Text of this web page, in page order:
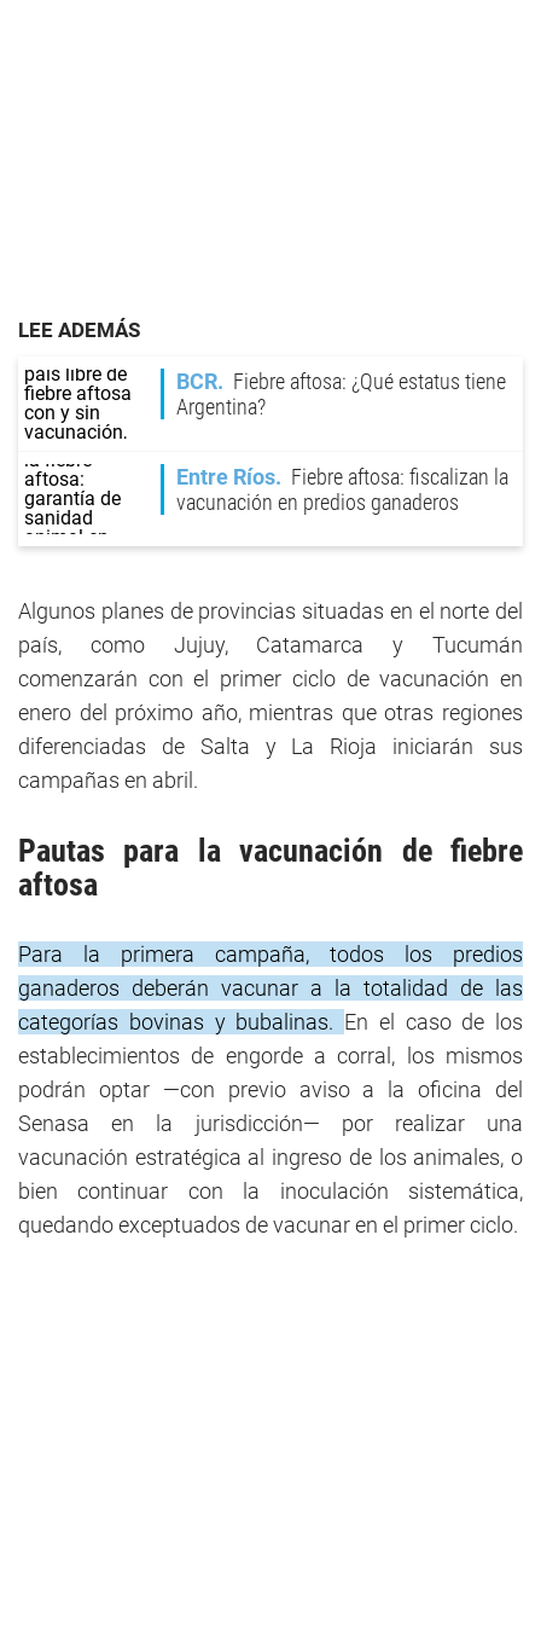
LEE ADEMÁS
BCR
Fiebre aftosa: ¿Qué estatus tiene
Argentina?
Entre Ríos
Fiebre aftosa: fiscalizan la
vacunación en predios ganaderos
Algunos planes de provincias situadas en el norte del
país, como Jujuy, Catamarca y Tucumán
comenzarán con el primer ciclo de vacunación en
enero del próximo año, mientras que otras regiones
diferenciadas de Salta y La Rioja iniciarán sus
campañas en abril.
Pautas para la vacunación de fiebre
aftosa
Para la primera campaña, todos los predios
ganaderos deberán vacunar a la totalidad de las
categorías bovinas y bubalinas. En el caso de los
establecimientos de engorde a corral, los mismos
podrán optar —con previo aviso a la oficina del
Senasa en la jurisdicción— por realizar una
vacunación estratégica al ingreso de los animales, o
bien continuar con la inoculación sistemática,
quedando exceptuados de vacunar en el primer ciclo.